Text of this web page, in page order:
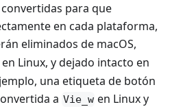
para que
en cada plataforma,
eliminados de macOS,
en Linux, y dejado intacto en
una etiqueta de botón
a Vie_w en Linux y